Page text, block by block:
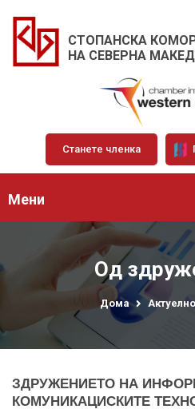
СТОПАНСКА
НА СЕВЕРНА
Станете членка
Мени
Од
Дома Актуелно
ЗДРУЖЕНИЕТО НА
КОМУНИКАЦИСКИТЕ